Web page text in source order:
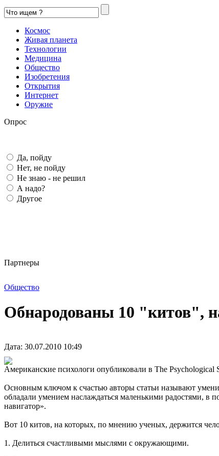
Космос
Живая планета
Технологии
Медицина
Общество
Изобретения
Открытия
Интернет
Оружие
Опрос
Да, пойду
Нет, не пойду
Не знаю - не решил
А надо?
Другое
Партнеры
Общество
Обнародованы 10 "китов",
Дата: 30.07.2010 10:49
Американские психологи опубликовали в The Psychological
Основным ключом к счастью авторы статьи называют
обладали умением наслаждаться маленькими радостями, в
навигатор».
Вот 10 китов, на которых, по мнению ученых, держится
1. Делиться счастливыми мыслями с окружающими.